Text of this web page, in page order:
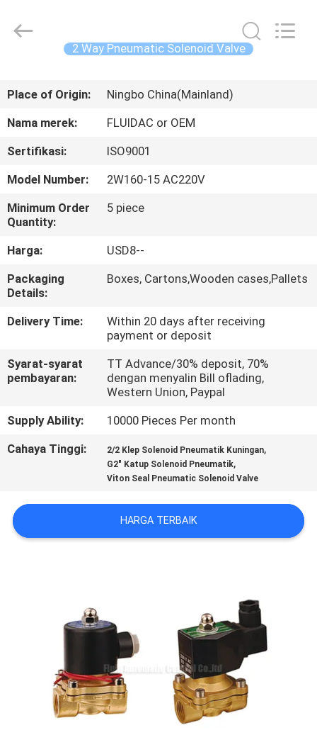
PRODUK
TENTANG
KAMI
TUR
PABRIK
KUALITAS
HUBUNGI
KAMI
PERMINTAAN
PENAWARAN
SITEMAP
PRIVACY
POLICY
AUTOMATIC
CONTROL
2 Way Pneumatic Solenoid Valve
Place of Origin:
Ningbo China(Mainland)
Nama merek:
FLUIDAC or OEM
Sertifikasi:
ISO9001
Model Number:
2W160-15 AC220V
Minimum Order
Quantity:
5 piece
Harga:
USD8--
Packaging
Details:
Boxes, Cartons,Wooden cases,Pallets
Delivery Time:
Within 20 days after receiving
payment or deposit
Syarat-syarat
pembayaran:
TT Advance/30% deposit, 70%
dengan menyalin Bill oflading,
Western Union, Paypal
Supply Ability:
10000 Pieces Per month
Cahaya Tinggi:
2/2 Klep Solenoid Pneumatik Kuningan,
G2" Katup Solenoid Pneumatik,
Viton Seal Pneumatic Solenoid Valve
HARGA TERBAIK